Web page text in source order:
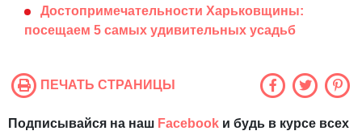
Достопримечательности Харьковщины:
посещаем 5 самых удивительных усадьб
ПЕЧАТЬ СТРАНИЦЫ
Подписывайся на наш Facebook и будь в курсе всех